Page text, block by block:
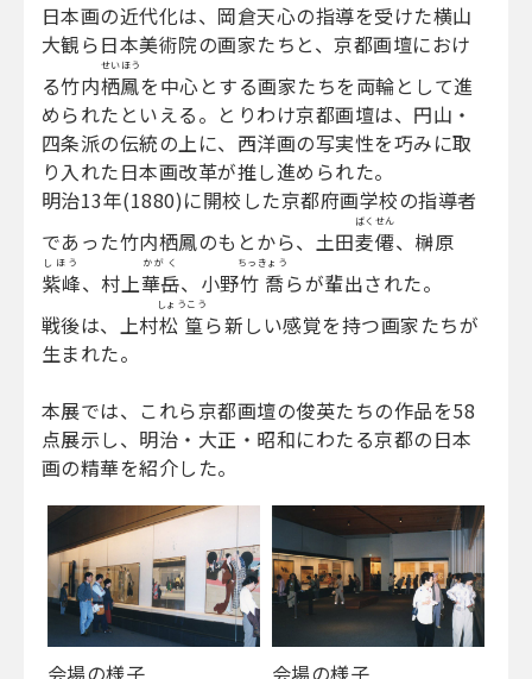
日本画の近代化は、岡倉天心の指導を受けた横山
大観ら日本美術院の画家たちと、京都画壇におけ
る竹内栖鳳
せいほう
を中心とする画家たちを両輪として進
められたといえる。とりわけ京都画壇は、円山・
四条派の伝統の上に、西洋画の写実性を巧みに取
り入れた日本画改革が推し進められた。
明治13年(1880)に開校した京都府画学校の指導者
であった竹内栖鳳のもとから、土田麦僊
ばくせん
、榊原
紫峰
しほう
、村上華岳
かがく
、小野竹喬
ちっきょう
らが輩出された。
戦後は、上村松篁
しょうこう
ら新しい感覚を持つ画家たちが
生まれた。
本展では、これら京都画壇の俊英たちの作品を58
点展示し、明治・大正・昭和にわたる京都の日本
画の精華を紹介した。
会場の様子 会場の様子